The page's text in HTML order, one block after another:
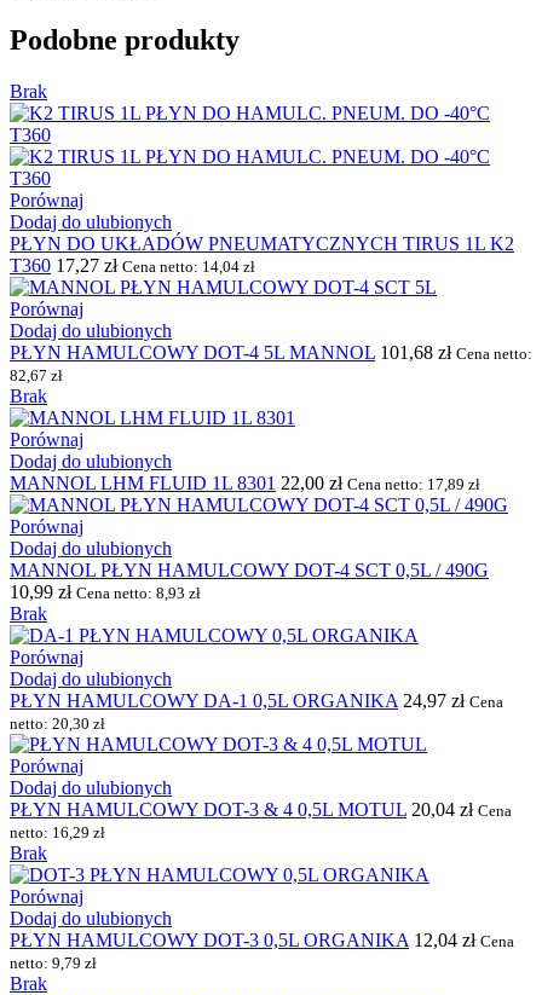
Podobne produkty
Brak
Porównaj
Dodaj do ulubionych
PŁYN DO UKŁADÓW PNEUMATYCZNYCH TIRUS 1L K2
T360 17,27 zł Cena netto: 14,04 zł
Porównaj
Dodaj do ulubionych
PŁYN HAMULCOWY DOT-4 5L MANNOL 101,68 zł Cena netto:
82,67 zł
Brak
Porównaj
Dodaj do ulubionych
MANNOL LHM FLUID 1L 8301 22,00 zł Cena netto: 17,89 zł
Porównaj
Dodaj do ulubionych
MANNOL PŁYN HAMULCOWY DOT-4 SCT 0,5L / 490G
10,99 zł Cena netto: 8,93 zł
Brak
Porównaj
Dodaj do ulubionych
PŁYN HAMULCOWY DA-1 0,5L ORGANIKA 24,97 zł Cena
netto: 20,30 zł
Porównaj
Dodaj do ulubionych
PŁYN HAMULCOWY DOT-3 & 4 0,5L MOTUL 20,04 zł Cena
netto: 16,29 zł
Brak
Porównaj
Dodaj do ulubionych
PŁYN HAMULCOWY DOT-3 0,5L ORGANIKA 12,04 zł Cena
netto: 9,79 zł
Brak